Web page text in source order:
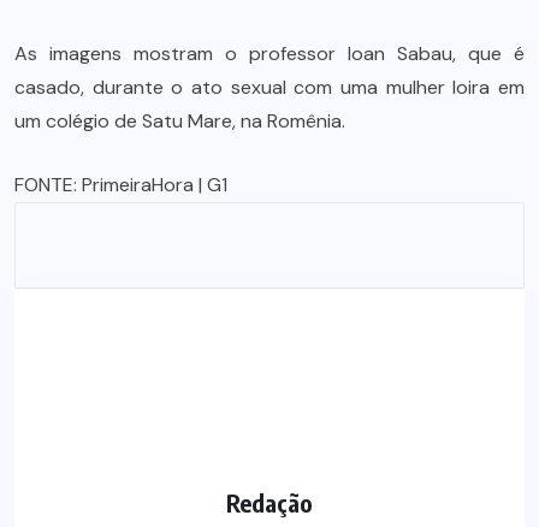
As imagens mostram o professor Ioan Sabau, que é
casado, durante o ato sexual com uma mulher loira em
um colégio de Satu Mare, na Romênia.
FONTE: PrimeiraHora | G1
Redação